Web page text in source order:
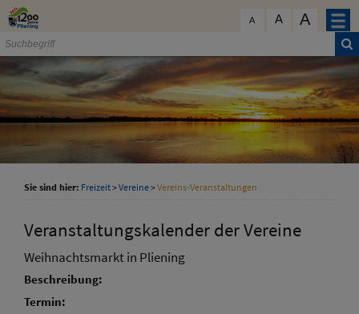
Zum Inhalt
A A A
Sie sind hier: Freizeit>Vereine>Vereins-Veranstaltungen
Veranstaltungskalender der Vereine
Weihnachtsmarkt in Pliening
Beschreibung:
Termin:
schließen